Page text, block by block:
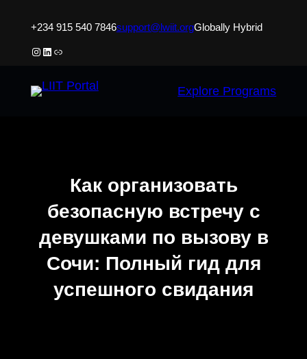
content
+234 915 540 7846support@lwiit.orgGlobally Hybrid
Instagram
LinkedIn
Link
Explore Programs
Как организовать
безопасную встречу с
девушками по вызову в
Сочи: Полный гид для
успешного свидания